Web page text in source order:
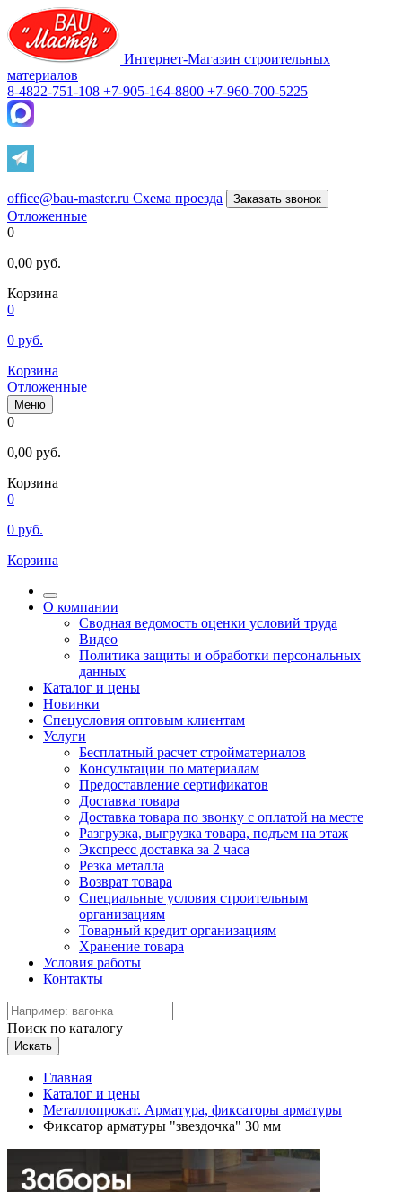
Интернет-Магазин строительных
материалов
8-4822-751-108 +7-905-164-8800 +7-960-700-5225
office@bau-master.ru Схема проезда Заказать звонок
Отложенные
0
0,00 руб.
Корзина
0
0 руб.
Корзина
Отложенные
Меню
0
0,00 руб.
Корзина
0
0 руб.
Корзина
О компании
Сводная ведомость оценки условий труда
Видео
Политика защиты и обработки персональных
данных
Каталог и цены
Новинки
Спецусловия оптовым клиентам
Услуги
Бесплатный расчет стройматериалов
Консультации по материалам
Предоставление сертификатов
Доставка товара
Доставка товара по звонку с оплатой на месте
Разгрузка, выгрузка товара, подъем на этаж
Экспресс доставка за 2 часа
Резка металла
Возврат товара
Специальные условия строительным
организациям
Товарный кредит организациям
Хранение товара
Условия работы
Контакты
Поиск по каталогу
Искать
Главная
Каталог и цены
Металлопрокат. Арматура, фиксаторы арматуры
Фиксатор арматуры "звездочка" 30 мм